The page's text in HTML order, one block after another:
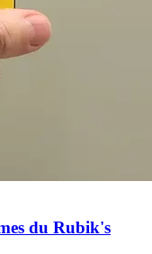
du Rubik's